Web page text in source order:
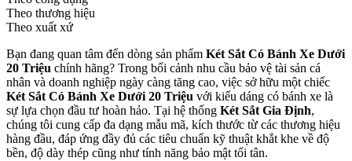
Theo thương hiệu
Theo xuất xứ
Bạn đang quan tâm đến dòng sản phẩm Két Sắt Có Bánh Xe Dưới
20 Triệu chính hãng? Trong bối cảnh nhu cầu bảo vệ tài sản cá
nhân và doanh nghiệp ngày càng tăng cao, việc sở hữu một chiếc
Két Sắt Có Bánh Xe Dưới 20 Triệu với kiểu dáng có bánh xe là
sự lựa chọn đầu tư hoàn hảo. Tại hệ thống Két Sắt Gia Định,
chúng tôi cung cấp đa dạng mẫu mã, kích thước từ các thương hiệu
hàng đầu, đáp ứng đầy đủ các tiêu chuẩn kỹ thuật khắt khe về độ
bền, độ dày thép cũng như tính năng bảo mật tối tân.